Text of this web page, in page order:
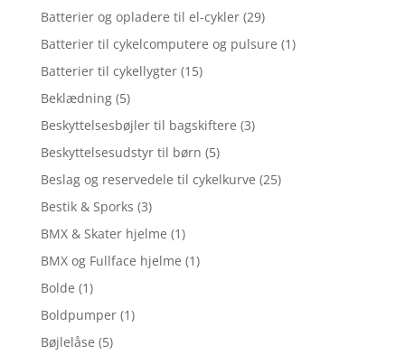
Batterier og opladere til el-cykler (29)
Batterier til cykelcomputere og pulsure (1)
Batterier til cykellygter (15)
Beklædning (5)
Beskyttelsesbøjler til bagskiftere (3)
Beskyttelsesudstyr til børn (5)
Beslag og reservedele til cykelkurve (25)
Bestik & Sporks (3)
BMX & Skater hjelme (1)
BMX og Fullface hjelme (1)
Bolde (1)
Boldpumper (1)
Bøjlelåse (5)